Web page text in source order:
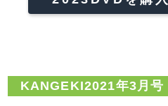
KANGEKI2021年3月号